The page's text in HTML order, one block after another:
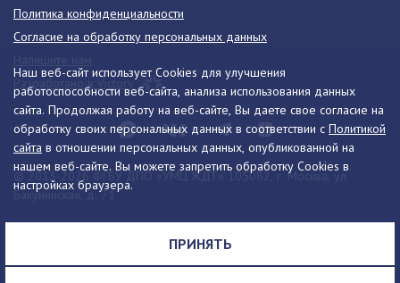
Наш веб-сайт использует Cookies для улучшения
работоспособности веб-сайта, анализа использования данных
сайта. Продолжая работу на веб-сайте, Вы даете свое согласие на
обработку своих персональных данных в соответствии с Политикой
сайта в отношении персональных данных, опубликованной на
нашем веб-сайте. Вы можете запретить обработку Cookies в
настройках браузера.
ПРИНЯТЬ
© 2013-2026 ФГБУ ДПО «УМЦ ЖДТ» 105082, г. Москва, ул.
Бакунинская, д. 71
Телефон:8 (495) 739-00-30 info@umczdt.ru
схема проезда
Политика конфиденциальности
Согласие на обработку персональных данных
Разработано в Victory